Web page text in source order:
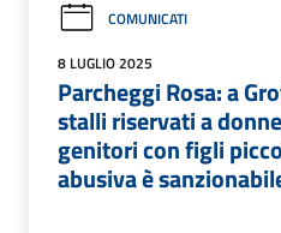
COMUNICATI
8 LUGLIO 2025
Parcheggi Rosa: a
stalli riservati a
genitori con figli
abusiva è